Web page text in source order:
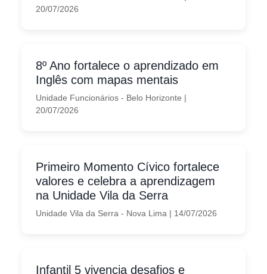
20/07/2026
8º Ano fortalece o aprendizado em
Inglês com mapas mentais
Unidade Funcionários - Belo Horizonte |
20/07/2026
Primeiro Momento Cívico fortalece
valores e celebra a aprendizagem
na Unidade Vila da Serra
Unidade Vila da Serra - Nova Lima | 14/07/2026
Infantil 5 vivencia desafios e